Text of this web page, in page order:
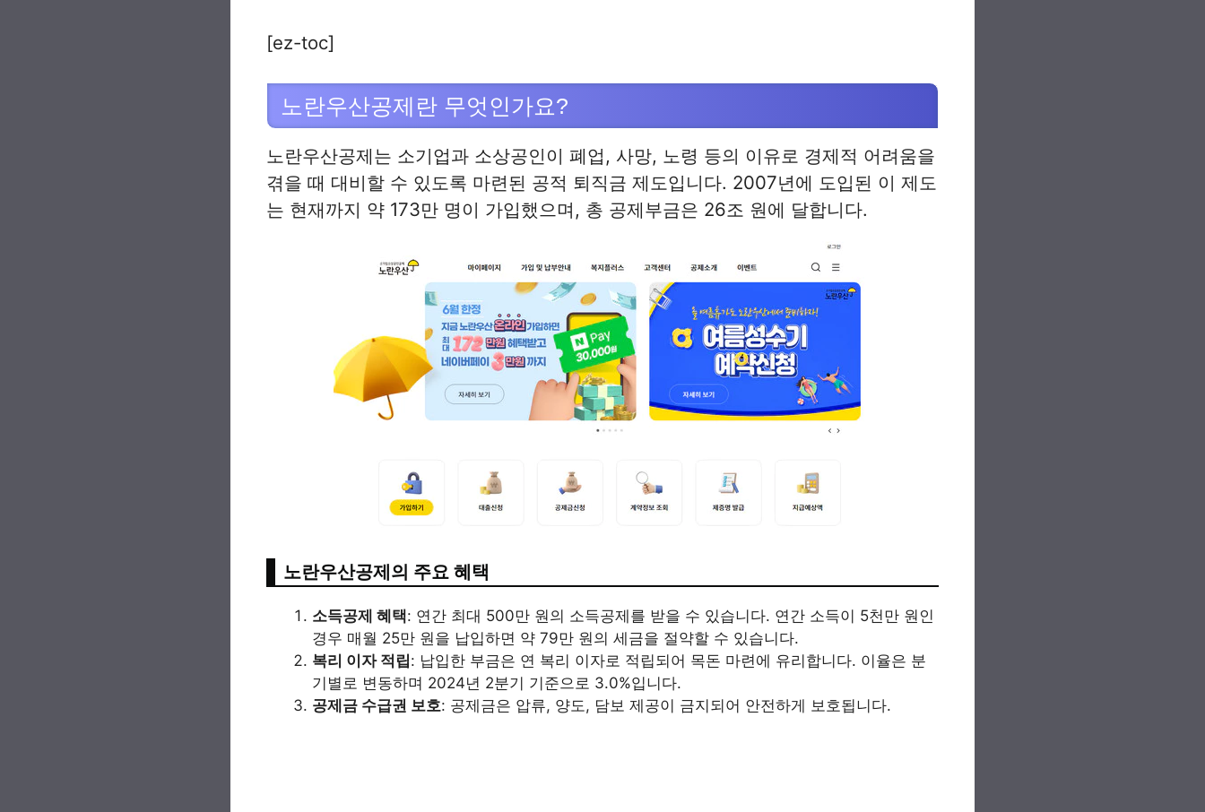
[ez-toc]
노란우산공제란 무엇인가요?
노란우산공제는 소기업과 소상공인이 폐업, 사망, 노령 등의 이유로 경제적 어려움을
겪을 때 대비할 수 있도록 마련된 공적 퇴직금 제도입니다. 2007년에 도입된 이 제도
는 현재까지 약 173만 명이 가입했으며, 총 공제부금은 26조 원에 달합니다.
노란우산공제의 주요 혜택
소득공제 혜택: 연간 최대 500만 원의 소득공제를 받을 수 있습니다. 연간 소득이 5천만 원인
경우 매월 25만 원을 납입하면 약 79만 원의 세금을 절약할 수 있습니다.
복리 이자 적립: 납입한 부금은 연 복리 이자로 적립되어 목돈 마련에 유리합니다. 이율은 분
기별로 변동하며 2024년 2분기 기준으로 3.0%입니다.
공제금 수급권 보호: 공제금은 압류, 양도, 담보 제공이 금지되어 안전하게 보호됩니다.